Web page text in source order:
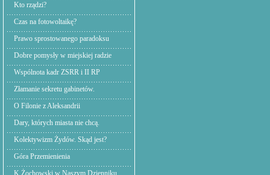
Kto rządzi?
Czas na fotowoltaikę?
Prawo sprostowanego paradoksu
Dobre pomysły w miejskiej radzie
Wspólnota kadr ZSRR i II RP
Złamanie sekretu gabinetów.
O Filonie z Aleksandrii
Dary, których miasta nie chcą.
Kolektywizm Żydów. Skąd jest?
Góra Przemienienia
K.Żochowski w Naszym Dzienniku